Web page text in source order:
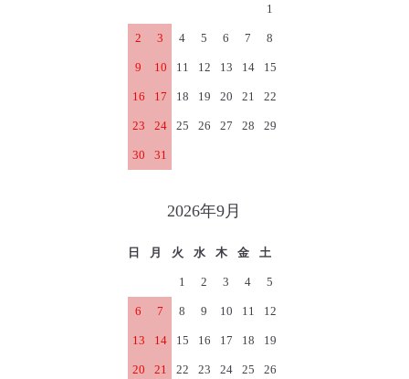
1
2 3 4 5 6 7 8
9 10 11 12 13 14 15
16 17 18 19 20 21 22
23 24 25 26 27 28 29
30 31
2026年9月
日 月 火 水 木 金 土
1 2 3 4 5
6 7 8 9 10 11 12
13 14 15 16 17 18 19
20 21 22 23 24 25 26